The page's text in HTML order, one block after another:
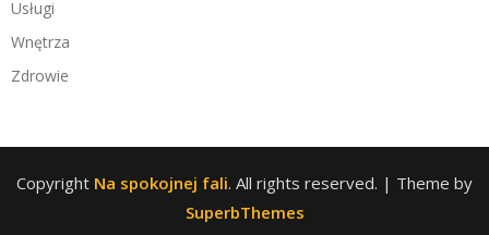
Usługi
Wnętrza
Zdrowie
Copyright Na spokojnej fali. All rights reserved. | Theme by
SuperbThemes